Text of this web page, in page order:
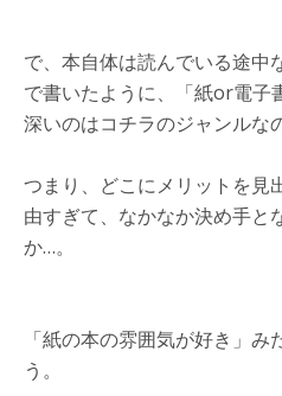
で、本自体は読んでいる途中
で書いたように、「紙or電子
深いのはコチラのジャンルな
つまり、どこにメリットを見
由すぎて、なかなか決め手と
か…。
「紙の本の雰囲気が好き」
う。